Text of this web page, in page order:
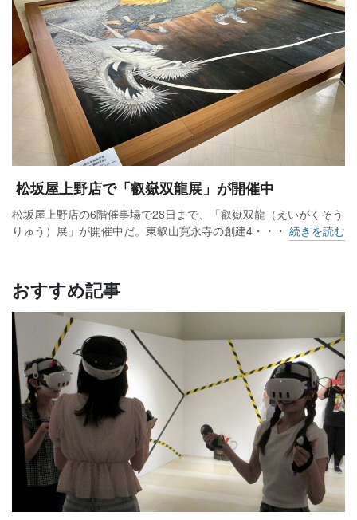
松坂屋上野店で「叡嶽双龍展」が開催中
松坂屋上野店の6階催事場で28日まで、「叡嶽双龍（えいがくそう
りゅう）展」が開催中だ。東叡山寛永寺の創建4・・・ 続きを読む
おすすめ記事